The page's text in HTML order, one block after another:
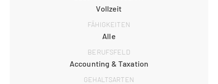
Vollzeit
FÄHIGKEITEN
Alle
BERUFSFELD
Accounting & Taxation
GEHALTSARTEN